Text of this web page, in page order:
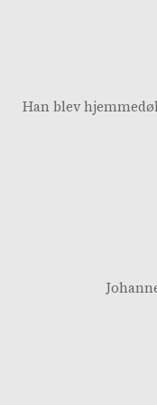
Han blev